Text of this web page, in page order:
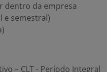
dentro da empresa
e semestral)
– CLT - Período Integral